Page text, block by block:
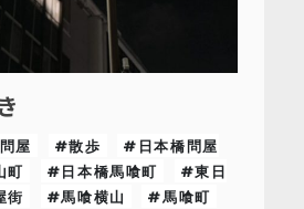
屋 #散歩
#日本橋問屋
町 #日本橋馬喰町
#東日
街 #馬喰横山 #馬喰町